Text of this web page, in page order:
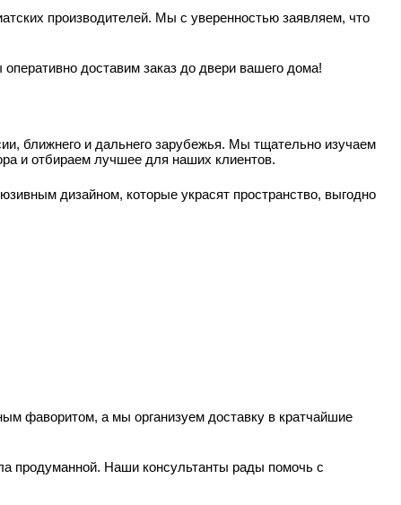
производителей. Мы с уверенностью заявляем, что
доставим заказ до двери вашего дома!
ближнего и дальнего зарубежья. Мы тщательно изучаем
и отбираем лучшее для наших клиентов.
дизайном, которые украсят пространство, выгодно
фаворитом, а мы организуем доставку в кратчайшие
продуманной. Наши консультанты рады помочь с